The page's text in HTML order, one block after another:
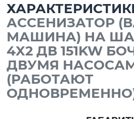
АССЕНИЗАТОР
МАШИНА) НА
4X2 ДВ 151KW
ДВУМЯ
(РАБОТАЮТ